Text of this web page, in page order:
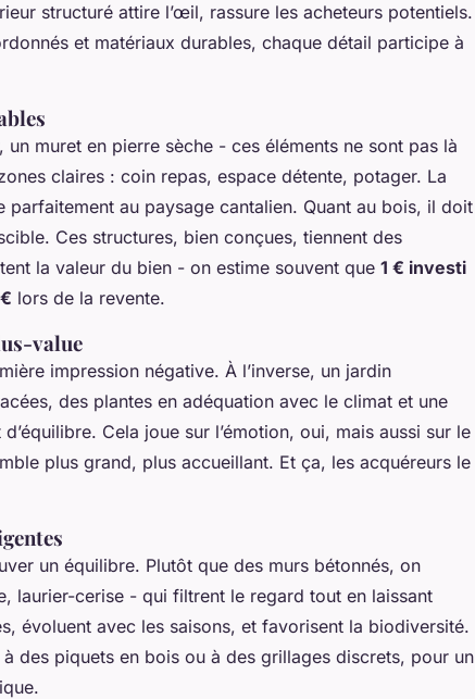
structuré attire l’œil, rassure les acheteurs potentiels.
et matériaux durables, chaque détail participe à
muret en pierre sèche - ces éléments ne sont pas là
claires : coin repas, espace détente, potager. La
parfaitement au paysage cantalien. Quant au bois, il doit
Ces structures, bien conçues, tiennent des
la valeur du bien - on estime souvent que 1 € investi
lors de la revente.
value
impression négative. À l’inverse, un jardin
des plantes en adéquation avec le climat et une
Cela joue sur l’émotion, oui, mais aussi sur le
plus grand, plus accueillant. Et ça, les acquéreurs le
un équilibre. Plutôt que des murs bétonnés, on
laurier-cerise - qui filtrent le regard tout en laissant
évoluent avec les saisons, et favorisent la biodiversité.
des piquets en bois ou à des grillages discrets, pour un